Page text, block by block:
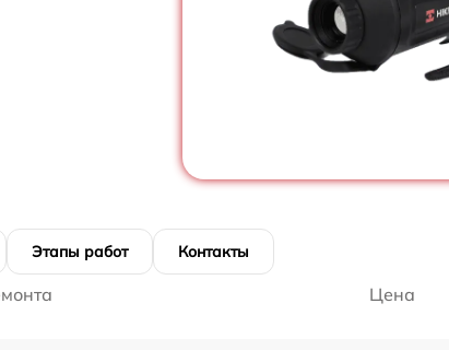
Этапы работ Контакты
Цена